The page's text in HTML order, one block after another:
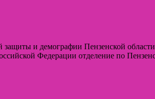
и демографии Пензенской
Федерации отделение по